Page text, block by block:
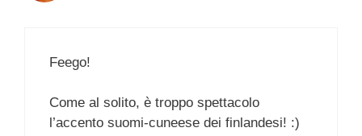
Feego!
Come al solito, è troppo spettacolo
l’accento suomi-cuneese dei finlandesi! :)